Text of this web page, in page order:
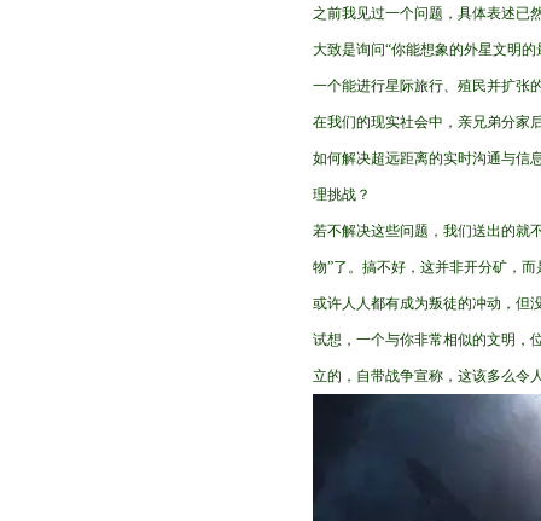
之前我见过一个问题，具体表述已
大致是询问“你能想象的外星文明
一个能进行星际旅行、殖民并扩张
在我们的现实社会中，亲兄弟分家
如何解决超远距离的实时沟通与信
理挑战？
若不解决这些问题，我们送出的就
物”了。搞不好，这并非开分矿，
或许人人都有成为叛徒的冲动，但
试想，一个与你非常相似的文明，
立的，自带战争宣称，这该多么令